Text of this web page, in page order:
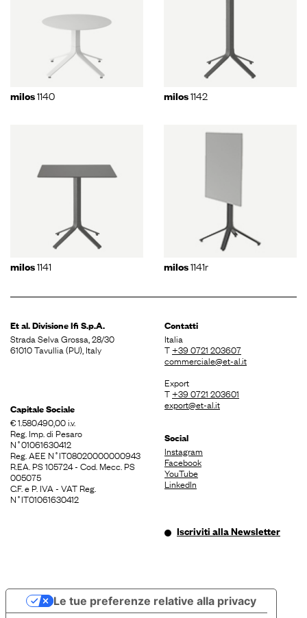
milos1140 milos1142
milos1141 milos1141r
Et al. DivisioneIfi S.p.A.
Strada Selva Grossa, 28/30
61010 Tavullia (PU), Italy
Capitale Sociale
€ 1.580.490,00 i.v.
Reg. Imp. di Pesaro
N˚01061630412
Reg. AEE N˚IT08020000000943
R.EA. PS 105724 - Cod. Mecc. PS
005075
C.F. e P. IVA - VAT Reg.
N˚IT01061630412
Contatti
Italia
T+39 0721 203607
commerciale@et-al.it
Export
T+39 0721 203601
export@et-al.it
Social
Instagram
Facebook
YouTube
LinkedIn
Iscriviti alla Newsletter
Le tue preferenze relative alla privacy